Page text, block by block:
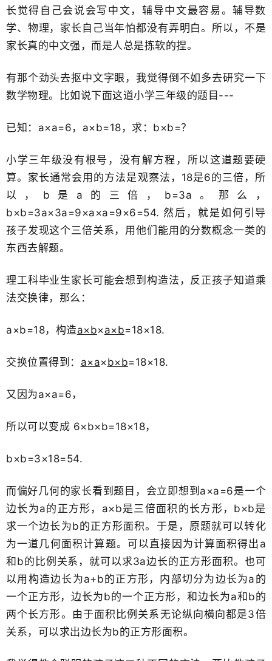
长觉得自己会说会写中文，辅导中文最容易。辅导数
学、物理，家长自己当年怕都没有弄明白。所以，不是
家长真的中文强，而是人总是拣软的捏。
有那个劲头去抠中文字眼，我觉得倒不如多去研究一下
数学物理。比如说下面这道小学三年级的题目---
已知：a×a=6，a×b=18，求：b×b=？
小学三年级没有根号，没有解方程，所以这道题要硬
算。家长通常会用的方法是观察法，18是6的三倍，所
以，b是a的三倍，b=3a。那么，
b×b=3a×3a=9×a×a=9×6=54. 然后，就是如何引导
孩子发现这个三倍关系，用他们能用的分数概念一类的
东西去解题。
理工科毕业生家长可能会想到构造法，反正孩子知道乘
法交换律，那么：
a×b=18，构造a×b×a×b=18×18.
交换位置得到： a×a×b×b=18×18​.
又因为a×a=6，
所以可以变成 6×b×b=18×18，
b ×b=3×18=54.
而偏好几何的家长看到题目，会立即想到a×a=6是一个
边长为a的正方形，a×b是三倍面积的长方形，b×b是
求一个边长为b的正方形面积。于是，原题就可以转化
为一道几何面积计算​题。可以直接因为计算面积得出a
和b的比例关系，就可以求3a​边长的正方形面积。也可
以用构造边长为a+b的正方形，内部切分为边长为a的
一个正方形，边长为b的一个正方形，和边长为a和​b的
两个长方形。由于面积比例关系无论纵向横向都是3倍
关系，可以求出边长为b的正方形面积。